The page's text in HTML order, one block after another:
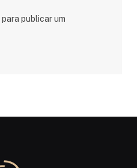
para publicar um